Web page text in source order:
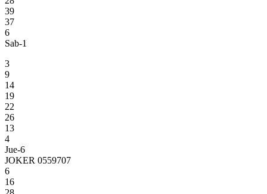
39
37
6
Sab-1
3
9
14
19
22
26
13
4
Jue-6
JOKER 0559707
6
16